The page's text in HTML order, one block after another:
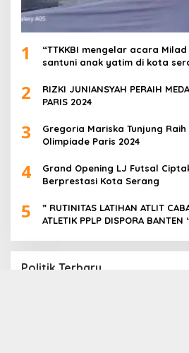
1
“TTKKBI mengelar acara
santuni anak yatim di kota
2
RIZKI JUNIANSYAH PERAIH
PARIS 2024
3
Gregoria Mariska Tunjung
Olimpiade Paris 2024
4
Grand Opening LJ Futsal
Berprestasi Kota Serang
5
” RUTINITAS LATIHAN ATLIT
ATLETIK PPLP DISPORA BANTEN
Politik Terbaru